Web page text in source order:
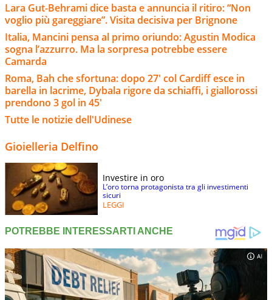
Lara Gut-Behrami dice basta e annuncia il ritiro: “Non
voglio più gareggiare”. Visita decisiva per Brignone
Italia, Mancini pensa al primo oriundo: Agustin Modica
sogna l’azzurro. Ma la sorpresa potrebbe essere
Camarda
Roma, Bah che sfortuna: dopo 27' col Cardiff esce in
barella in lacrime, Dybala rigore da schiaffi, i giallorossi
prendono 3 gol in 45'
Tutte le notizie dell'Udinese
Gioielleria Delfino
Investire in oro
L’oro torna protagonista tra gli investimenti
sicuri
LEGGI